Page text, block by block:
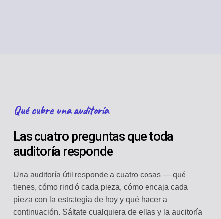
Qué cubre una auditoría
Las cuatro preguntas que toda
auditoría responde
Una auditoría útil responde a cuatro cosas — qué
tienes, cómo rindió cada pieza, cómo encaja cada
pieza con la estrategia de hoy y qué hacer a
continuación. Sáltate cualquiera de ellas y la auditoría